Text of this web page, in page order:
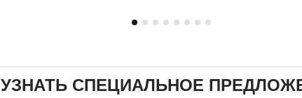
УЗНАТЬ СПЕЦИАЛЬНОЕ